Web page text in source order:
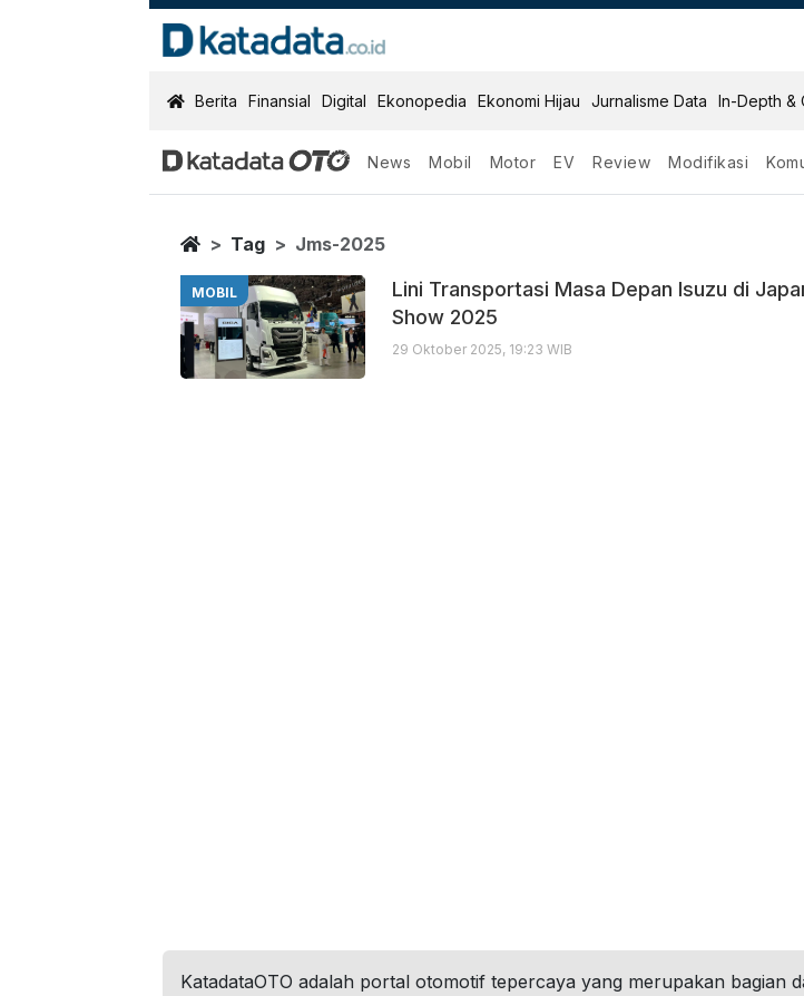
KatadataOTO
Berita Finansial Digital Ekonopedia Ekonomi Hijau Jurnalisme Data In-Depth &
News Mobil Motor EV Review Modifikasi
Jms 2025
Berita Terbaru
Home
Tag Jms-2025
MOBIL
Lini Transportasi Masa Depan Isuzu di
Show 2025
29 Oktober 2025, 19:23 WIB
KatadataOTO adalah portal otomotif tepercaya yang merupakan bagian